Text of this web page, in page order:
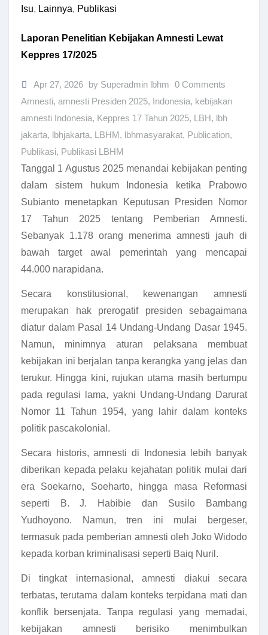
Isu, Lainnya, Publikasi
Laporan Penelitian Kebijakan Amnesti Lewat
Keppres 17/2025
Apr 27, 2026 by Superadmin lbhm 0 Comments
Amnesti, amnesti Presiden 2025, Indonesia, kebijakan
amnesti Indonesia, Keppres 17 Tahun 2025, LBH , lbh
jakarta, lbhjakarta, LBHM , lbhmasyarakat, Publication,
Publikasi, Publikasi LBHM
Tanggal 1 Agustus 2025 menandai kebijakan penting
dalam sistem hukum Indonesia ketika Prabowo
Subianto menetapkan Keputusan Presiden Nomor
17 Tahun 2025 tentang Pemberian Amnesti.
Sebanyak 1.178 orang menerima amnesti jauh di
bawah target awal pemerintah yang mencapai
44.000 narapidana.
Secara konstitusional, kewenangan amnesti
merupakan hak prerogatif presiden sebagaimana
diatur dalam Pasal 14 Undang-Undang Dasar 1945.
Namun, minimnya aturan pelaksana membuat
kebijakan ini berjalan tanpa kerangka yang jelas dan
terukur. Hingga kini, rujukan utama masih bertumpu
pada regulasi lama, yakni Undang-Undang Darurat
Nomor 11 Tahun 1954, yang lahir dalam konteks
politik pascakolonial.
Secara historis, amnesti di Indonesia lebih banyak
diberikan kepada pelaku kejahatan politik mulai dari
era Soekarno, Soeharto, hingga masa Reformasi
seperti B. J. Habibie dan Susilo Bambang
Yudhoyono. Namun, tren ini mulai bergeser,
termasuk pada pemberian amnesti oleh Joko Widodo
kepada korban kriminalisasi seperti Baiq Nuril.
Di tingkat internasional, amnesti diakui secara
terbatas, terutama dalam konteks terpidana mati dan
konflik bersenjata. Tanpa regulasi yang memadai,
kebijakan amnesti berisiko menimbulkan